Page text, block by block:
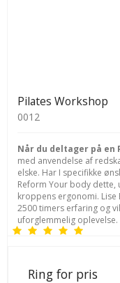
Pilates Workshop
0012
Når du deltager på en
med anvendelse af
elske. Har I specifikke
Reform Your body
kroppens ergonomi.
2500 timers erfaring og
uforglemmelig oplevelse.
Ring for pris